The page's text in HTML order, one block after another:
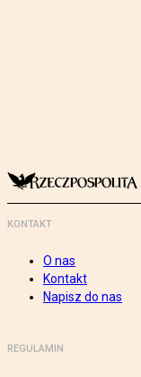
KONTAKT
O nas
Kontakt
Napisz do nas
REGULAMIN